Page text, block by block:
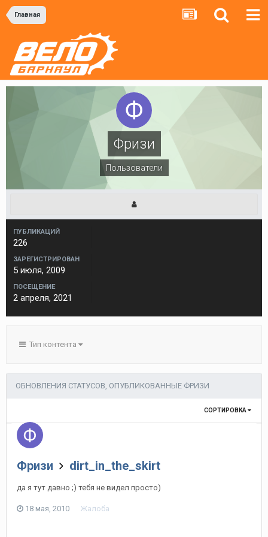
Главная
Фризи
Пользователи
ПУБЛИКАЦИЙ
226
ЗАРЕГИСТРИРОВАН
5 июля, 2009
ПОСЕЩЕНИЕ
2 апреля, 2021
Тип контента
ОБНОВЛЕНИЯ СТАТУСОВ, ОПУБЛИКОВАННЫЕ ФРИЗИ
СОРТИРОВКА
Фризи dirt_in_the_skirt
да я тут давно ;) тебя не видел просто)
18 мая, 2010 Жалоба